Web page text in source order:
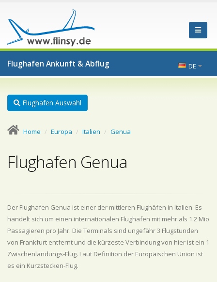
Flughafen Ankunft & Abflug DE
Flughafen Auswahl
Home Europa Italien Genua
Flughafen Genua
Der Flughafen Genua ist einer der mittleren Flughäfen in Italien. Es
handelt sich um einen internationalen Flughafen mit mehr als 1.2 Mio
Passagieren pro Jahr. Die Terminals sind ungefähr 3 Flugstunden
von Frankfurt entfernt und die kürzeste Verbindung von hier ist ein 1
Zwischenlandungs-Flug. Laut Definition der Europäischen Union ist
es ein Kurzstecken-Flug.